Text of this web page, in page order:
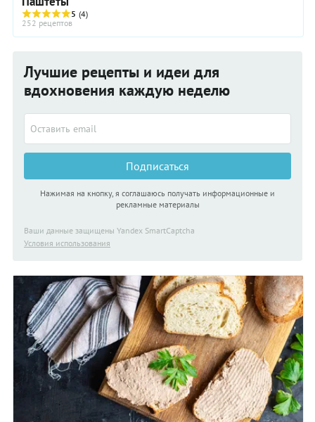
5 (4)
252 рецептов
Лучшие рецепты и идеи для
вдохновения каждую неделю
Подписаться
Нажимая на кнопку, я соглашаюсь получать информационные и
рекламные материалы
Ваши данные защищены Yandex SmartCaptcha
Условия использования